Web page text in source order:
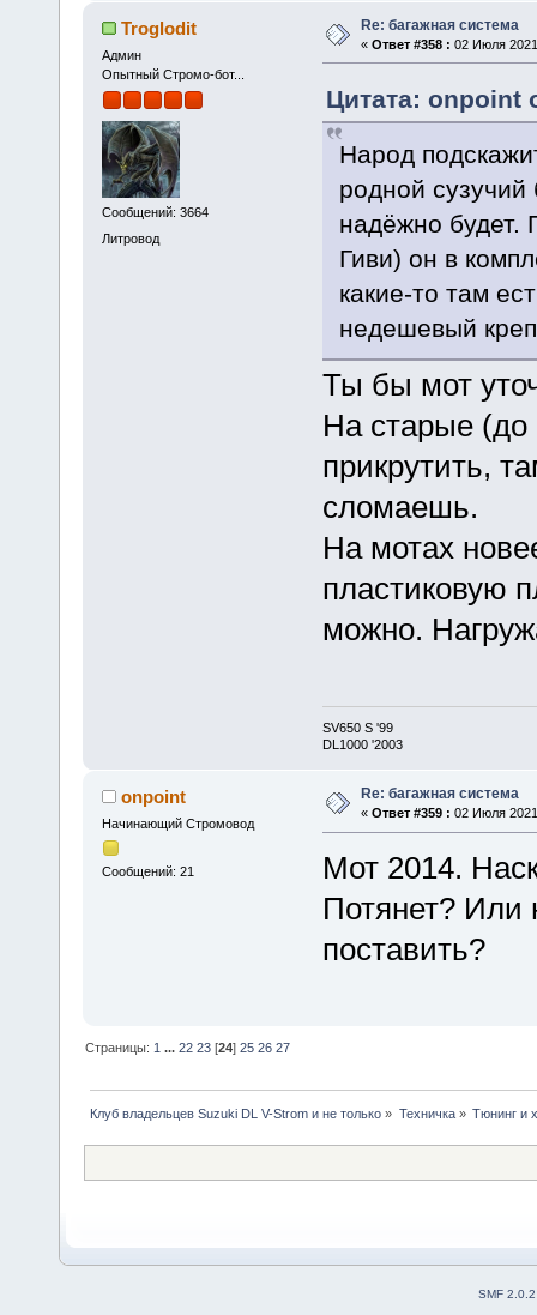
Troglodit
Админ
Опытный Стромо-бот...
Сообщений: 3664
Литровод
Re: багажная система
« Ответ #358 : 02 Июля
Цитата: onpoint
Народ
родной сузучий
надёжно будет.
Гиви) он в
какие-то там
недешевый
Ты бы мот
На старые (до
прикрутить,
сломаешь.
На мотах
пластиковую
можно.
SV650 S '99
DL1000 '2003
onpoint
Начинающий Стромовод
Сообщений: 21
Re: багажная система
« Ответ #359 : 02 Июля
Мот 2014.
Потянет? Или
поставить?
Страницы: 1 ...22 23 [24]25 26 27
Клуб владельцев Suzuki DL V-Strom и не только » Техничка» Тюнинг и
SMF 2.0.2